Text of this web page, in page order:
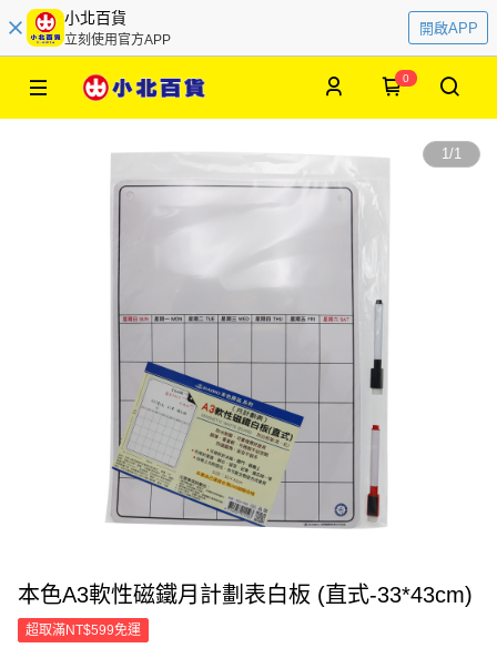
小北百貨
立刻使用官方APP
開啟APP
0
1/1
本色A3軟性磁鐵月計劃表白板 (直式-33*43cm)
超取滿NT$599免運